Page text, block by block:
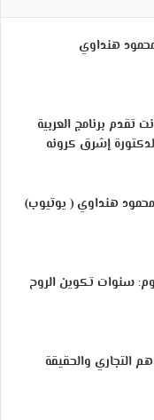
هنداوي
تقدم برنامج العربية
إشرق كرونه
هنداوي ( يوتيوب)
سنوات تكوين الروح
التجاري والحقيقة